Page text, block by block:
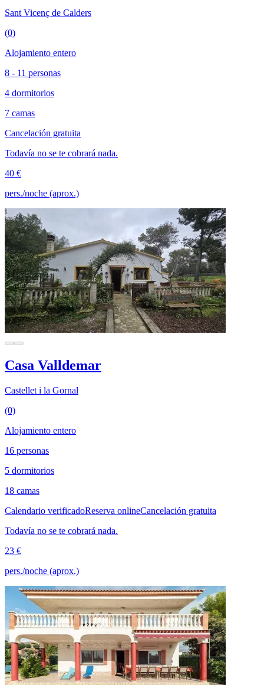
Sant Vicenç de Calders
(0)
Alojamiento entero
8 - 11 personas
4 dormitorios
7 camas
Cancelación gratuita
Todavía no se te cobrará nada.
40 €
pers./noche (aprox.)
Casa Valldemar
Castellet i la Gornal
(0)
Alojamiento entero
16 personas
5 dormitorios
18 camas
Calendario verificadoReserva onlineCancelación gratuita
Todavía no se te cobrará nada.
23 €
pers./noche (aprox.)